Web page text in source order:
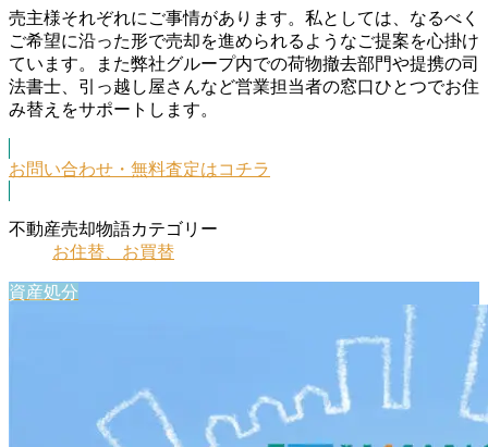
売主様それぞれにご事情があります。私としては、なるべく
ご希望に沿った形で売却を進められるようなご提案を心掛け
ています。また弊社グループ内での荷物撤去部門や提携の司
法書士、引っ越し屋さんなど営業担当者の窓口ひとつでお住
み替えをサポートします。
お問い合わせ・無料査定はコチラ
不動産売却物語カテゴリー
お住替、お買替
資産処分